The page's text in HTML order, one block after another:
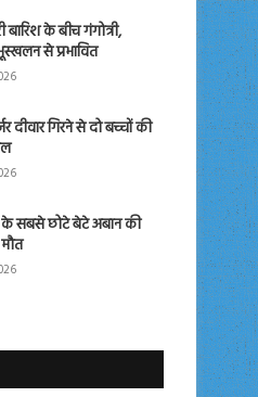
बारिश के बीच गंगोत्री,
से प्रभावित
दीवार गिरने से दो बच्चों की
सबसे छोटे बेटे अबान की